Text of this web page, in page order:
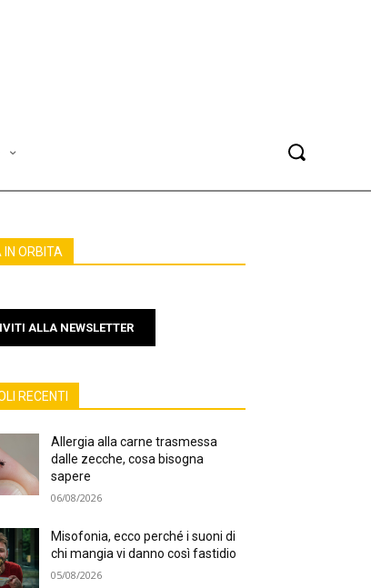
IN ORBITA
ALLA NEWSLETTER
RECENTI
Allergia alla carne trasmessa
dalle zecche, cosa bisogna
sapere
06/08/2026
Misofonia, ecco perché i suoni di
chi mangia vi danno così fastidio
05/08/2026